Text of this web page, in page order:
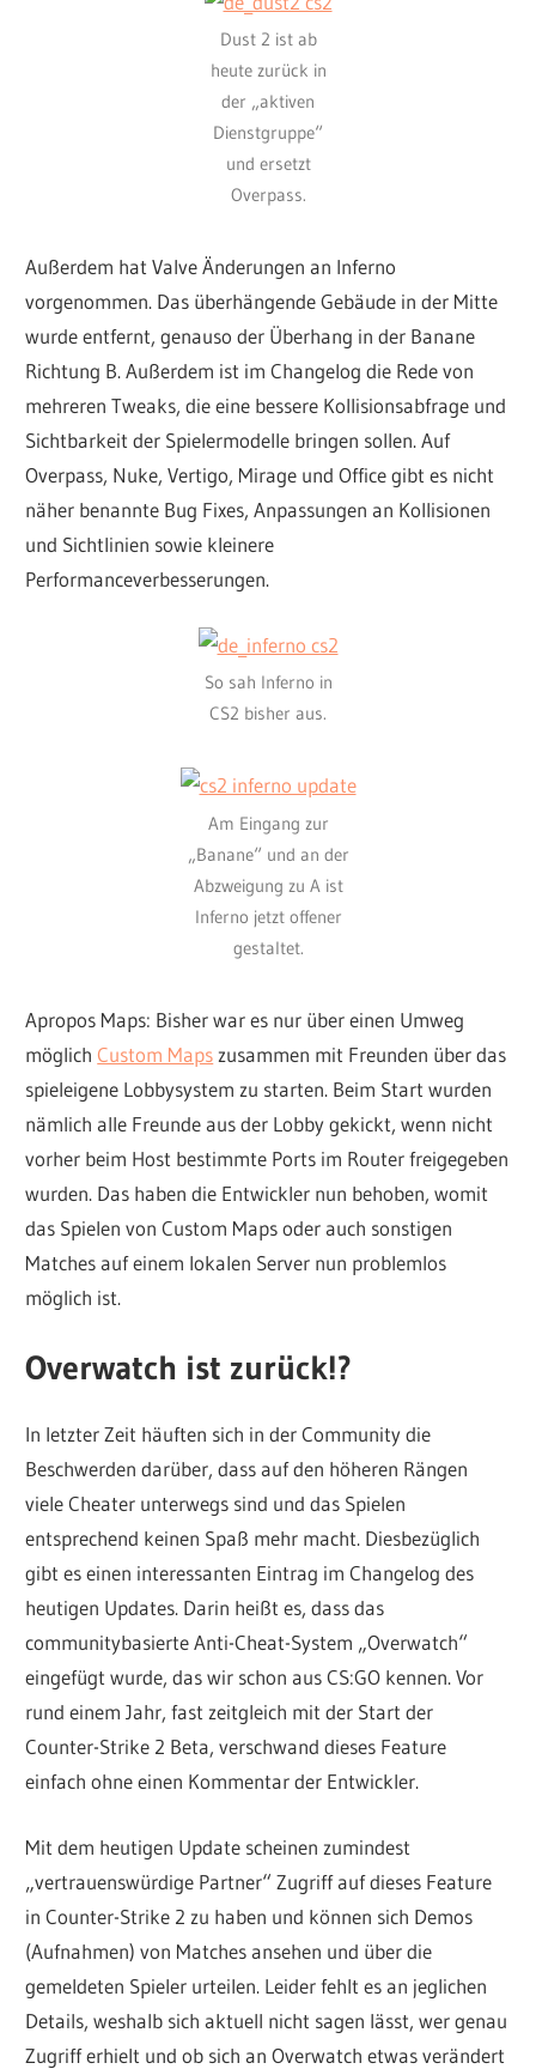
Dust 2 ist ab
heute zurück in
der „aktiven
Dienstgruppe“
und ersetzt
Overpass.
Außerdem hat Valve Änderungen an Inferno
vorgenommen. Das überhängende Gebäude in der Mitte
wurde entfernt, genauso der Überhang in der Banane
Richtung B. Außerdem ist im Changelog die Rede von
mehreren Tweaks, die eine bessere Kollisionsabfrage und
Sichtbarkeit der Spielermodelle bringen sollen. Auf
Overpass, Nuke, Vertigo, Mirage und Office gibt es nicht
näher benannte Bug Fixes, Anpassungen an Kollisionen
und Sichtlinien sowie kleinere
Performanceverbesserungen.
So sah Inferno in
CS2 bisher aus.
Am Eingang zur
„Banane“ und an der
Abzweigung zu A ist
Inferno jetzt offener
gestaltet.
Apropos Maps: Bisher war es nur über einen Umweg
möglich Custom Maps zusammen mit Freunden über das
spieleigene Lobbysystem zu starten. Beim Start wurden
nämlich alle Freunde aus der Lobby gekickt, wenn nicht
vorher beim Host bestimmte Ports im Router freigegeben
wurden. Das haben die Entwickler nun behoben, womit
das Spielen von Custom Maps oder auch sonstigen
Matches auf einem lokalen Server nun problemlos
möglich ist.
Overwatch ist zurück!?
In letzter Zeit häuften sich in der Community die
Beschwerden darüber, dass auf den höheren Rängen
viele Cheater unterwegs sind und das Spielen
entsprechend keinen Spaß mehr macht. Diesbezüglich
gibt es einen interessanten Eintrag im Changelog des
heutigen Updates. Darin heißt es, dass das
communitybasierte Anti-Cheat-System „Overwatch“
eingefügt wurde, das wir schon aus CS:GO kennen. Vor
rund einem Jahr, fast zeitgleich mit der Start der
Counter-Strike 2 Beta, verschwand dieses Feature
einfach ohne einen Kommentar der Entwickler.
Mit dem heutigen Update scheinen zumindest
„vertrauenswürdige Partner“ Zugriff auf dieses Feature
in Counter-Strike 2 zu haben und können sich Demos
(Aufnahmen) von Matches ansehen und über die
gemeldeten Spieler urteilen. Leider fehlt es an jeglichen
Details, weshalb sich aktuell nicht sagen lässt, wer genau
Zugriff erhielt und ob sich an Overwatch etwas verändert